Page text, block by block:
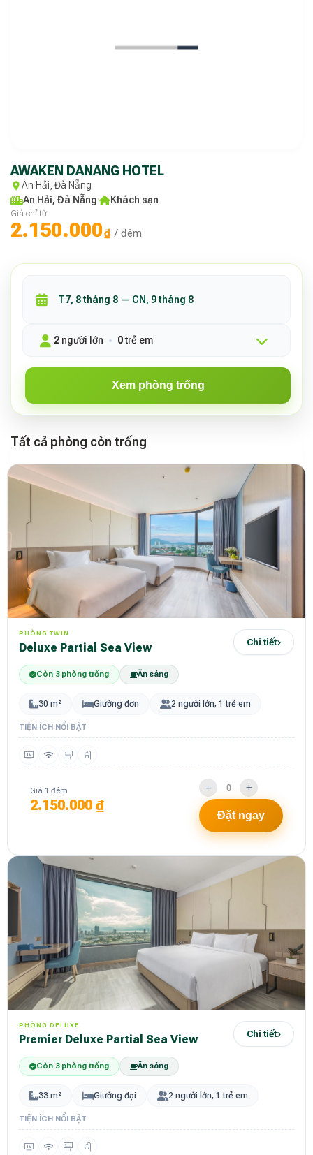
AWAKEN DANANG HOTEL
An Hải, Đà Nẵng
An Hải, Đà Nẵng· Khách sạn
Giá chỉ từ
2.150.000₫ / đêm
2 người lớn 0trẻ em
Xem phòng trống
Tất cả phòng còn trống
PHÒNG TWIN
Deluxe Partial Sea View Chi tiết
Còn 3 phòng trống Ăn sáng
30 m² Giường đơn 2 người lớn, 1 trẻ em
TIỆN ÍCH NỔI BẬT
Giá 1 đêm
2.150.000 ₫
Đặt ngay
PHÒNG DELUXE
Premier Deluxe Partial Sea View Chi tiết
Còn 3 phòng trống Ăn sáng
33 m² Giường đại 2 người lớn, 1 trẻ em
TIỆN ÍCH NỔI BẬT